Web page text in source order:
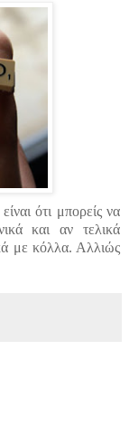
ότι μπορείς να
και αν τελικά
με κόλλα. Αλλιώς